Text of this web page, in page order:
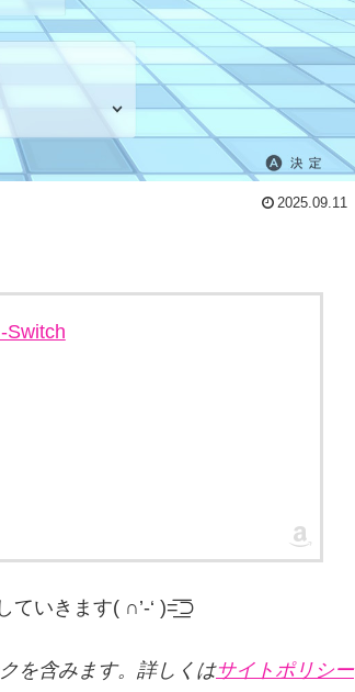
2025.09.11
Switch
ていきます( ∩’-‘ )=͟͟͞͞⊃
を含みます。詳しくはサイトポリシー